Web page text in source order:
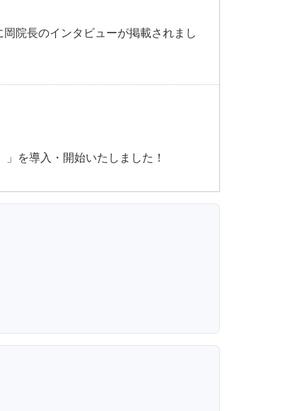
院長のインタビューが掲載されまし
を導入・開始いたしました！